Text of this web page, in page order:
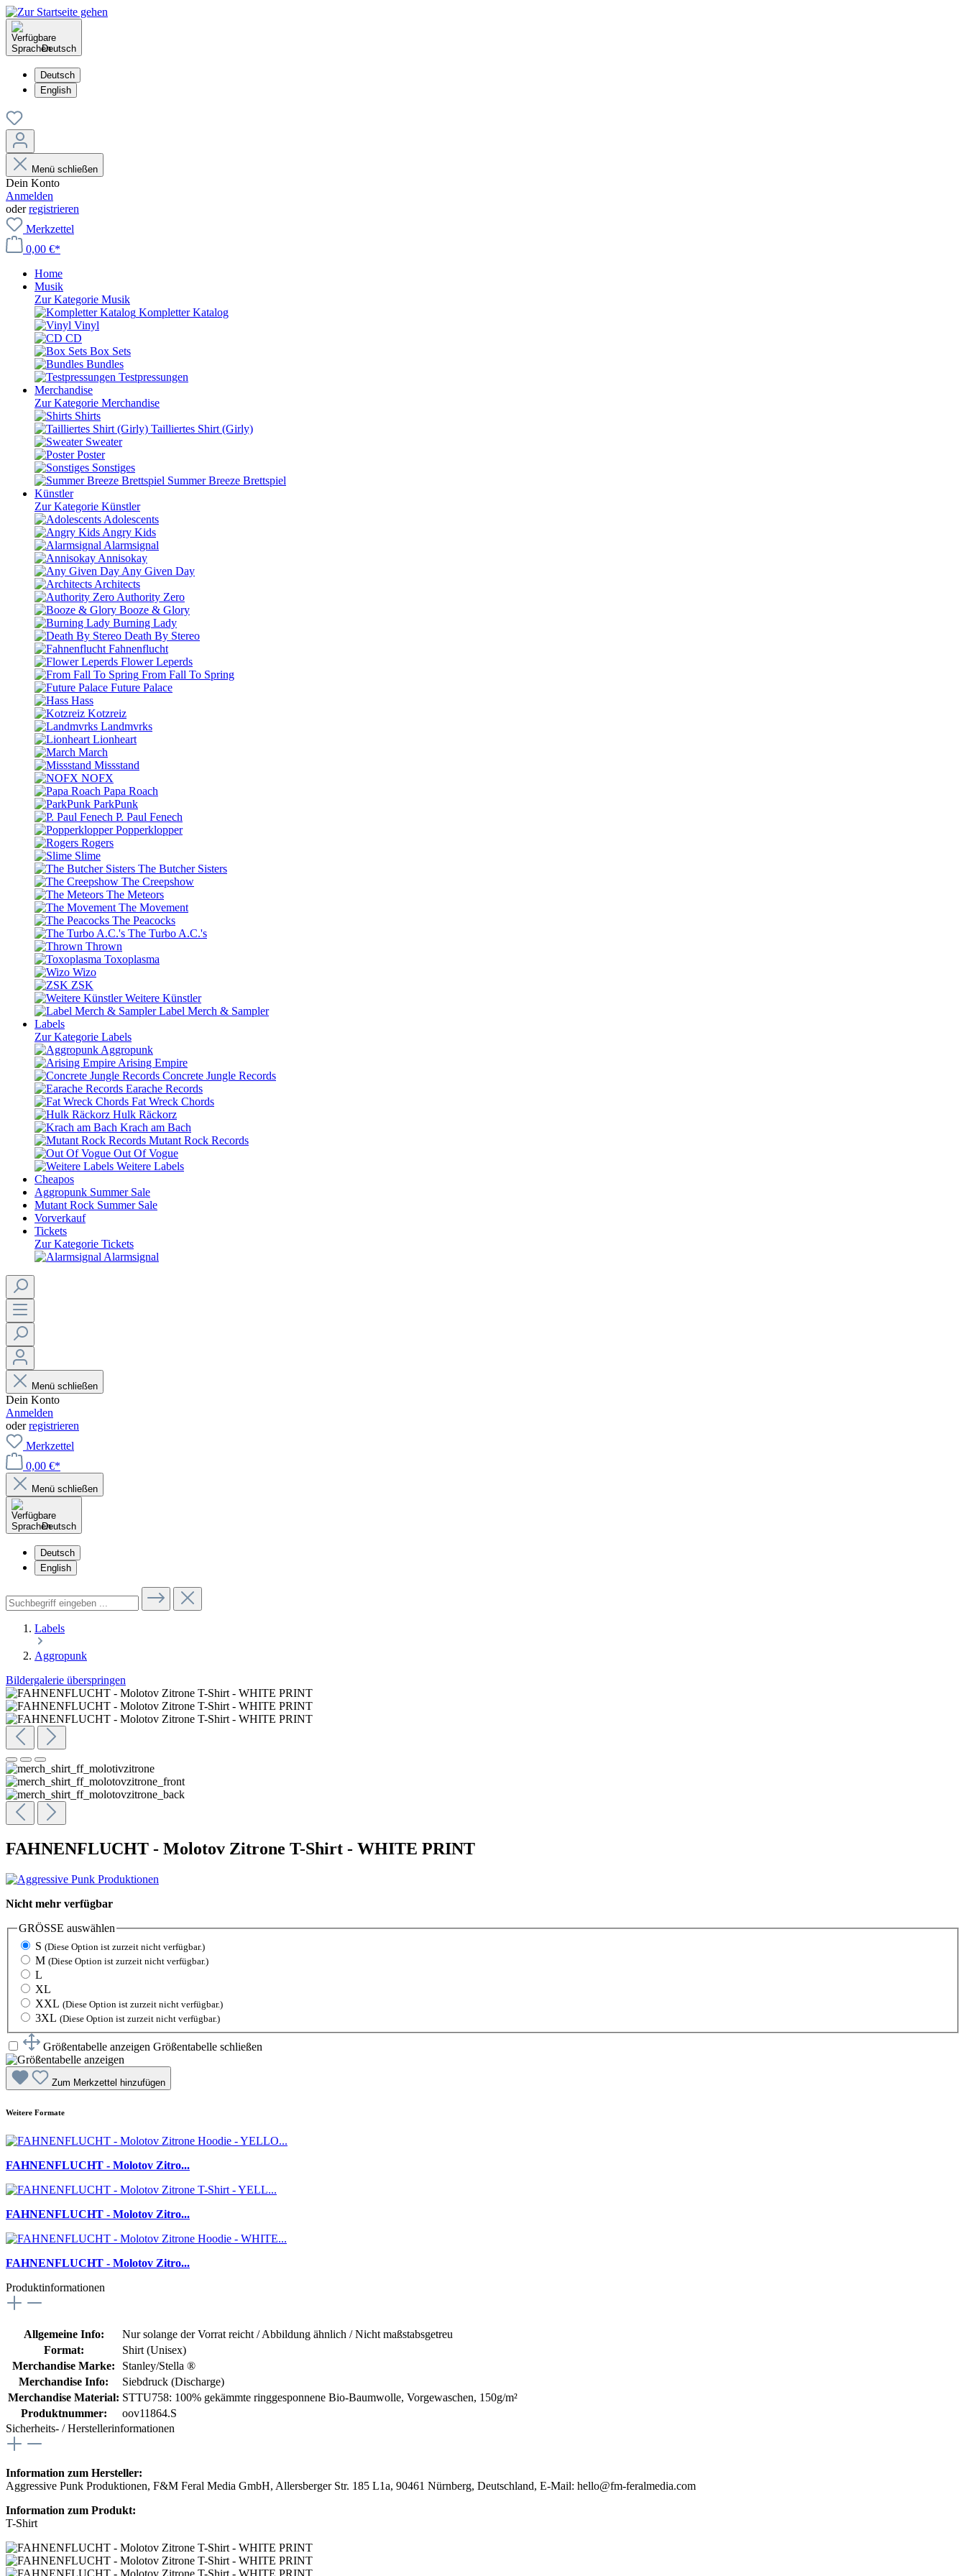
Deutsch
Deutsch
English
Menü schließen
Dein Konto
Anmelden
oderregistrieren
Merkzettel
0,00 €*
Home
Musik
Zur Kategorie Musik
Kompletter Katalog
Vinyl
CD
Box Sets
Bundles
Testpressungen
Merchandise
Zur Kategorie Merchandise
Shirts
Tailliertes Shirt (Girly)
Sweater
Poster
Sonstiges
Summer Breeze Brettspiel
Künstler
Zur Kategorie Künstler
Adolescents
Angry Kids
Alarmsignal
Annisokay
Any Given Day
Architects
Authority Zero
Booze & Glory
Burning Lady
Death By Stereo
Fahnenflucht
Flower Leperds
From Fall To Spring
Future Palace
Hass
Kotzreiz
Landmvrks
Lionheart
March
Missstand
NOFX
Papa Roach
ParkPunk
P. Paul Fenech
Popperklopper
Rogers
Slime
The Butcher Sisters
The Creepshow
The Meteors
The Movement
The Peacocks
The Turbo A.C.'s
Thrown
Toxoplasma
Wizo
ZSK
Weitere Künstler
Label Merch & Sampler
Labels
Zur Kategorie Labels
Aggropunk
Arising Empire
Concrete Jungle Records
Earache Records
Fat Wreck Chords
Hulk Räckorz
Krach am Bach
Mutant Rock Records
Out Of Vogue
Weitere Labels
Cheapos
Aggropunk Summer Sale
Mutant Rock Summer Sale
Vorverkauf
Tickets
Zur Kategorie Tickets
Alarmsignal
Menü schließen
Dein Konto
Anmelden
oderregistrieren
Merkzettel
0,00 €*
Menü schließen
Deutsch
Deutsch
English
Labels
Aggropunk
Bildergalerie überspringen
FAHNENFLUCHT - Molotov Zitrone T-Shirt - WHITE PRINT
Nicht mehr verfügbar
GRÖSSE auswählen
S (Diese Option ist zurzeit nicht verfügbar.)
M (Diese Option ist zurzeit nicht verfügbar.)
L
XL
XXL (Diese Option ist zurzeit nicht verfügbar.)
3XL (Diese Option ist zurzeit nicht verfügbar.)
Größentabelle anzeigen Größentabelle schließen
Zum Merkzettel hinzufügen
Weitere Formate
FAHNENFLUCHT - Molotov Zitro...
FAHNENFLUCHT - Molotov Zitro...
FAHNENFLUCHT - Molotov Zitro...
Produktinformationen
Allgemeine Info:
Nur solange der Vorrat reicht / Abbildung ähnlich / Nicht maßstabsgetreu
Format:
Shirt (Unisex)
Merchandise Marke:
Stanley/Stella ®
Merchandise Info:
Siebdruck (Discharge)
Merchandise Material: STTU758: 100% gekämmte ringgesponnene Bio-Baumwolle, Vorgewaschen, 150g/m²
Produktnummer:
oov11864.S
Sicherheits- / Herstellerinformationen
Information zum Hersteller:
Aggressive Punk Produktionen, F&M Feral Media GmbH, Allersberger Str. 185 L1a, 90461 Nürnberg, Deutschland, E-Mail: hello@fm-feralmedia.com
Information zum Produkt:
T-Shirt